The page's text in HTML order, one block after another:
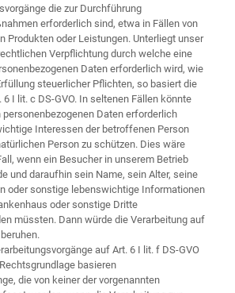
die zur Durchführung
erforderlich sind, etwa in Fällen von
Produkten oder Leistungen. Unterliegt unser
Verpflichtung durch welche eine
Daten erforderlich wird, wie
steuerlicher Pflichten, so basiert die
I lit. c DS-GVO. In seltenen Fällen könnte
personenbezogenen Daten erforderlich
Interessen der betroffenen Person
Person zu schützen. Dies wäre
wenn ein Besucher in unserem Betrieb
und daraufhin sein Name, sein Alter, seine
oder sonstige lebenswichtige Informationen
oder sonstige Dritte
müssten. Dann würde die Verarbeitung auf
auf Art. 6 I lit. f DS-GVO
basieren
die von keiner der vorgenannten